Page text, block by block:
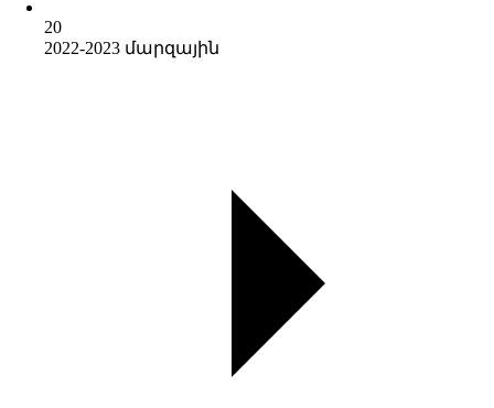
20
2022-2023 մարզային